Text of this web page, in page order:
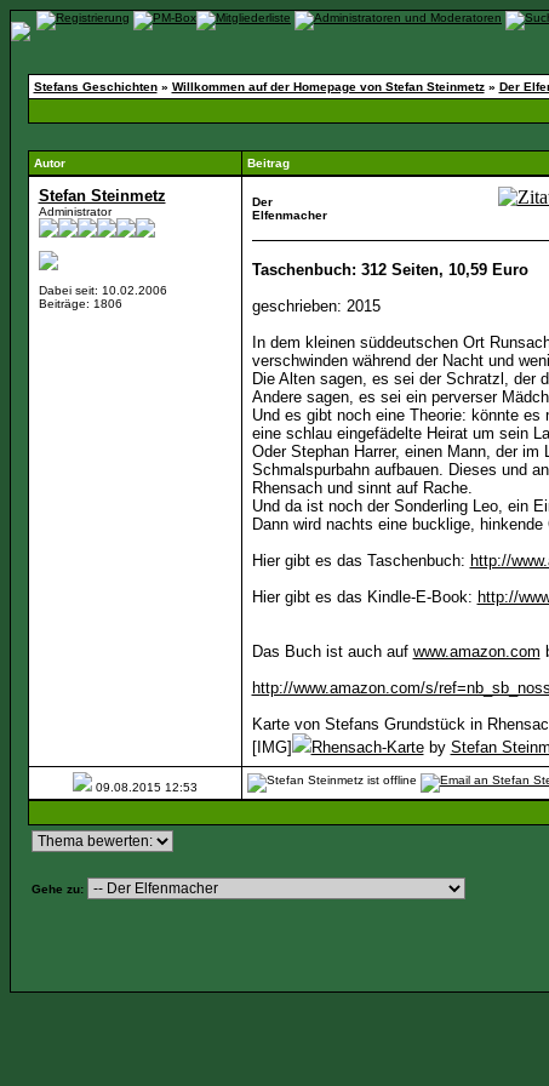
Stefans Geschichten» Willkommen auf der Homepage von Stefan Steinmetz» Der
Autor Beitrag
Stefan Steinmetz
Administrator
Dabei seit: 10.02.2006
Beiträge: 1806
Der
Elfenmacher
Taschenbuch: 312 Seiten, 10,59 Euro
geschrieben: 2015
In dem kleinen süddeutschen Ort
verschwinden während der Nacht und
Die Alten sagen, es sei der Schratzl, der
Andere sagen, es sei ein perverser
Und es gibt noch eine Theorie: könnte
eine schlau eingefädelte Heirat um sein
Oder Stephan Harrer, einen Mann, der
Schmalspurbahn aufbauen. Dieses und
Rhensach und sinnt auf Rache.
Und da ist noch der Sonderling Leo, ein
Dann wird nachts eine bucklige,
Hier gibt es das Taschenbuch: http://
Hier gibt es das Kindle-E-Book: http://
Das Buch ist auch auf www.amazon.com
http://www.amazon.com/s/
Karte von Stefans Grundstück in
[IMG]
Rhensach-Karteby Stefan
09.08.2015 12:53
Gehe zu: